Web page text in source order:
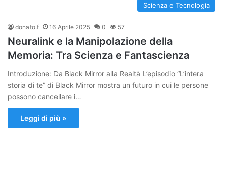
Scienza e Tecnologia
donato.f 16 Aprile 2025 0 57
Neuralink e la Manipolazione della
Memoria: Tra Scienza e Fantascienza
Introduzione: Da Black Mirror alla Realtà L’episodio “L’intera
storia di te” di Black Mirror mostra un futuro in cui le persone
possono cancellare i…
Leggi di più »